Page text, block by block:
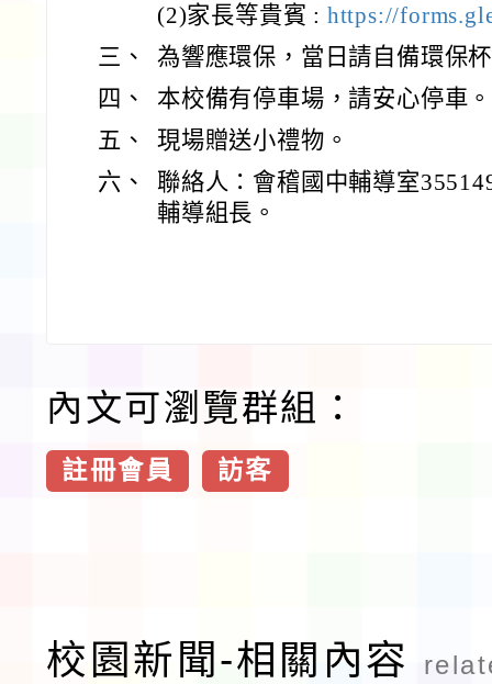
(2)家長等貴賓 : https://
三、
為響應環保，當日請自備環保
四、
本校備有停車場，請安心停車。
五、
現場贈送小禮物。
六、
聯絡人：會稽國中輔導室
輔導組長。
內文可瀏覽群組：
註冊會員 訪客
校園新聞-相關內容